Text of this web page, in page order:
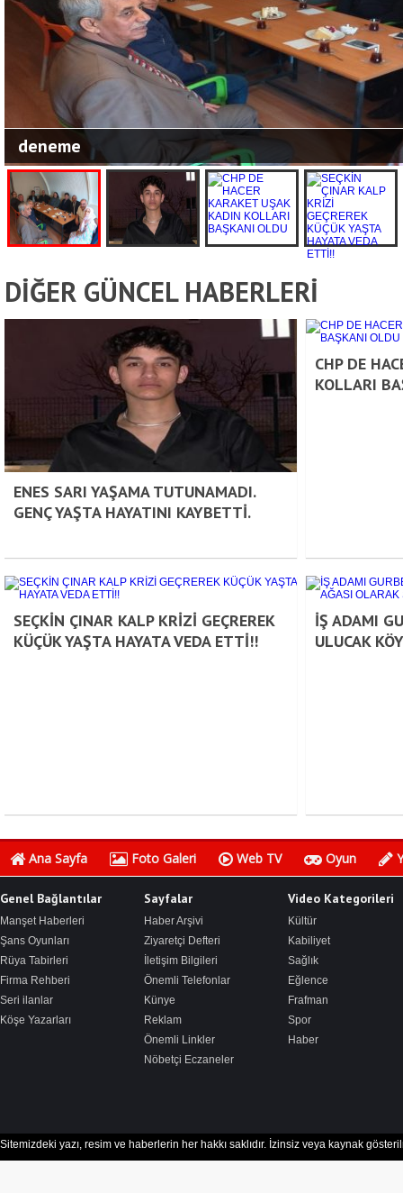
deneme
DİĞER GÜNCEL HABERLERİ
ENES SARI YAŞAMA TUTUNAMADI.
GENÇ YAŞTA HAYATINI KAYBETTİ.
CHP DE
KOLLARI
SEÇKİN ÇINAR KALP KRİZİ GEÇREREK
KÜÇÜK YAŞTA HAYATA VEDA ETTİ!!
İŞ ADAMI
ULUCAK
Ana Sayfa Foto Galeri Web TV Oyun
Genel Bağlantılar
Manşet Haberleri
Şans Oyunları
Rüya Tabirleri
Firma Rehberi
Seri ilanlar
Köşe Yazarları
Sayfalar
Haber Arşivi
Ziyaretçi Defteri
İletişim Bilgileri
Önemli Telefonlar
Künye
Reklam
Önemli Linkler
Nöbetçi Eczaneler
Video Kategorileri
Kültür
Kabiliyet
Sağlık
Eğlence
Frafman
Spor
Haber
Sitemizdeki yazı, resim ve haberlerin her hakkı saklıdır. İzinsiz veya kaynak